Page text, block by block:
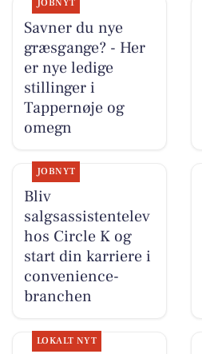
JOBNYT
Savner du nye
græsgange? - Her
er nye ledige
stillinger i
Tappernøje og
omegn
JOBNYT
Bliv
salgsassistentelev
hos Circle K og
start din karriere i
convenience-
branchen
LOKALT NYT